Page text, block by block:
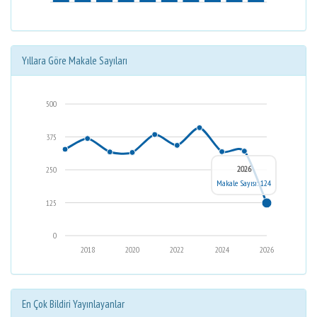
Yıllara Göre Makale Sayıları
0
125
250
375
500
2026
2024
2022
2020
2018
2026
Makale Sayısı: 124
En Çok Bildiri Yayınlayanlar